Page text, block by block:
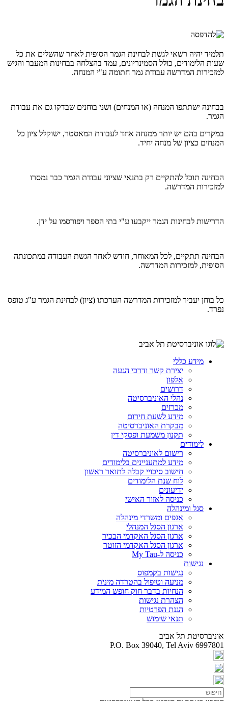
תלמיד יהיה רשאי לגשת לבחינת הגמר הסופית לאחר שהשלים את כל
שעות הלימודים, כולל הסמינריונים, עמד בהצלחה בבחינות המעבר והגיש
למזכירות המדרשה עבודת גמר חתומה ע"י המנחה.
בבחינה ישתתפו המנחה (או המנחים) ושני בוחנים שבדקו גם את עבודת
הגמר.
במקרים בהם יש יותר ממנחה אחד לעבודת המאסטר, ישוקלל ציון כל
המנחים כציון של מנחה יחיד.
הבחינה תוכל להתקיים רק בתנאי שציוני עבודת הגמר כבר נמסרו
למזכירות המדרשה.
הדרישות לבחינות הגמר ייקבעו ע"י בתי הספר ויפורסמו על ידן.
הבחינה תתקיים, לכל המאוחר, חודש לאחר הגשת העבודה במתכונתה
הסופית, למזכירות המדרשה.
כל בוחן יעביר למזכירות המדרשה הערכתו (ציון) לבחינת הגמר ע"ג טופס
נפרד.
מידע כללי
יצירת קשר ודרכי הגעה
אלפון
דרושים
נהלי האוניברסיטה
מכרזים
מידע לשעת חירום
מבקרת האוניברסיטה
תקנון משמעת ופסקי דין
לימודים
רישום לאוניברסיטה
מידע למתעניינים בלימודים
חישוב סיכויי קבלה לתואר ראשון
לוח שנת הלימודים
ידיעונים
כניסה לאזור האישי
סגל ומינהלה
אגפים ומשרדי מינהלה
ארגון הסגל המנהלי
ארגון הסגל האקדמי הבכיר
ארגון הסגל האקדמי הזוטר
כניסה ל-My Tau
נגישות
נגישות בקמפוס
מניעה וטיפול בהטרדה מינית
הנחיות בדבר חוק חופש המידע
הצהרת נגישות
הגנת הפרטיות
תנאי שימוש
אוניברסיטת תל אביב
P.O. Box 39040, Tel Aviv 6997801